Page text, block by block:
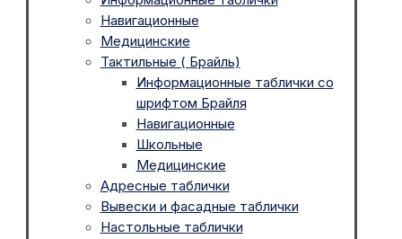
Навигационные
Медицинские
Тактильные ( Брайль)
Информационные таблички со
шрифтом Брайля
Навигационные
Школьные
Медицинские
Адресные таблички
Вывески и фасадные таблички
Настольные таблички